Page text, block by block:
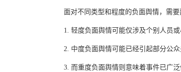
面对不同类型和程度的负面舆情，需要
1. 轻度负面舆情可能仅涉及个别人员
2. 中度负面舆情可能已经引起部分公
3. 而重度负面舆情则意味着事件已广泛